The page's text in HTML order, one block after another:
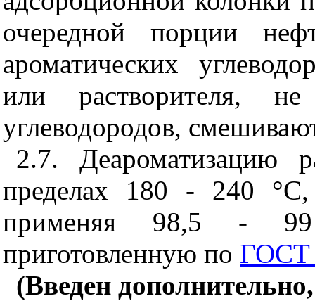
очередной порции
ароматических
или растворителя, не
углеводородов,
2.7. Деароматизацию
пределах 180 - 240
применяя 98,5 - 99
приготовленную по ГОСТ
(Введен